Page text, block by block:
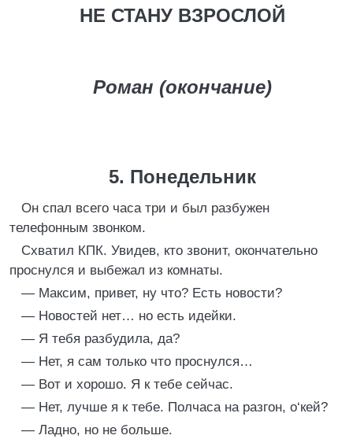
НЕ СТАНУ ВЗРОСЛОЙ
Роман (окончание)
5. Понедельник
Он спал всего часа три и был разбужен
телефонным звонком.
Схватил КПК. Увидев, кто звонит, окончательно
проснулся и выбежал из комнаты.
— Максим, привет, ну что? Есть новости?
— Новостей нет… но есть идейки.
— Я тебя разбудила, да?
— Нет, я сам только что проснулся…
— Вот и хорошо. Я к тебе сейчас.
— Нет, лучше я к тебе. Полчаса на разгон, о‘кей?
— Ладно, но не больше.